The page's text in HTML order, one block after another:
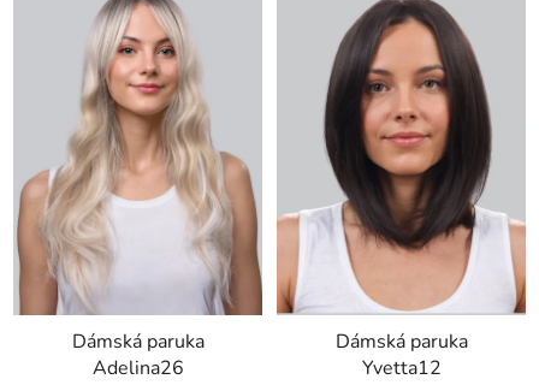
d
u
k
t
ů
Dámská paruka
Adelina26
Dámská paruka
Yvetta12